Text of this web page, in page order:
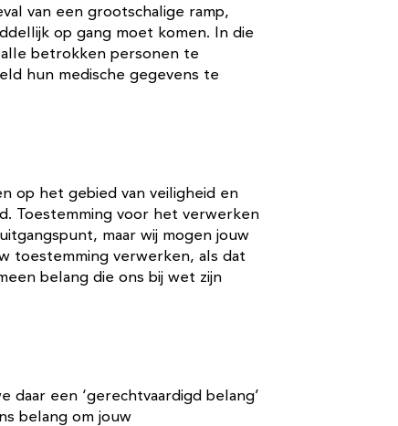
van een grootschalige ramp,
op gang moet komen. In die
betrokken personen te
hun medische gegevens te
op het gebied van veiligheid en
Toestemming voor het verwerken
maar wij mogen jouw
toestemming verwerken, als dat
belang die ons bij wet zijn
daar een ‘gerechtvaardigd belang’
belang om jouw